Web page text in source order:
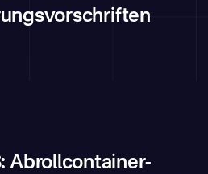
Abrollcontainer-